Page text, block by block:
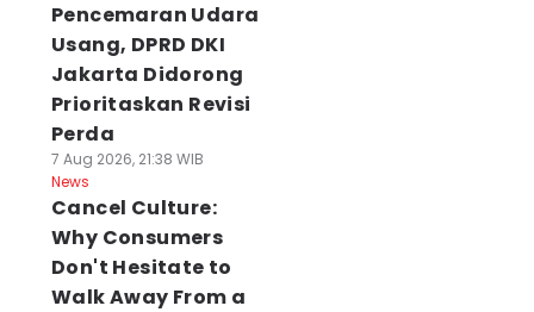
Pencemaran Udara
Usang, DPRD DKI
Jakarta Didorong
Prioritaskan Revisi
Perda
7 Aug 2026, 21:38 WIB
News
Cancel Culture:
Why Consumers
Don't Hesitate to
Walk Away From a